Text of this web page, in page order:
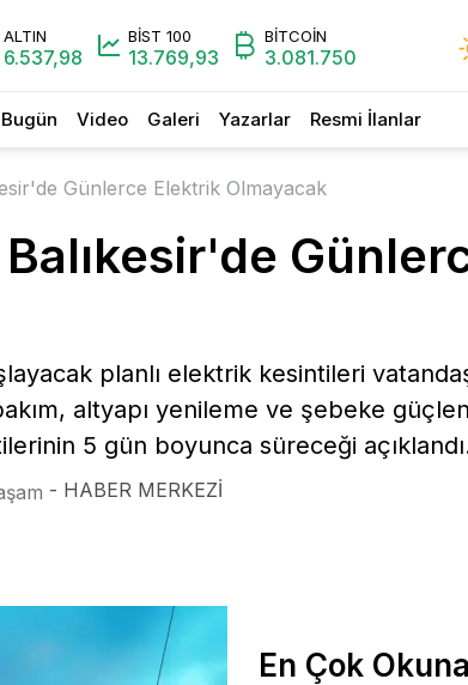
ALTIN
6.537,98
BİST 100
13.769,93
BİTCOİN
3.081.750
Video Galeri Yazarlar Resmi İlanlar
Günlerce Elektrik Olmayacak
Balıkesir'de
planlı elektrik kesintileri
altyapı yenileme ve şebeke
5 gün boyunca süreceği
- HABER MERKEZİ
En Çok